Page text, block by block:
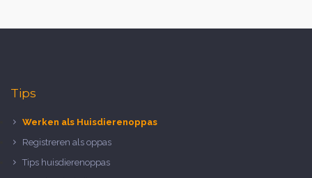
Tips
Werken als Huisdierenoppas
Registreren als oppas
Tips huisdierenoppas